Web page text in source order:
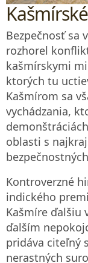
Bezpečnosť sa
rozhorel
kašmírskymi
ktorých tu
Kašmírom sa
vychádzania,
oblasti s
Kontroverzné
indického
Kašmíre ďalšiu
ďalším
pridáva citeľný
nerastných